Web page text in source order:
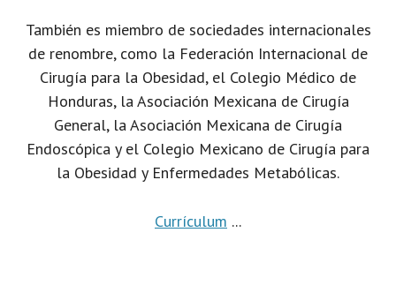
También es miembro de sociedades internacionales
de renombre, como la Federación Internacional de
Cirugía para la Obesidad, el Colegio Médico de
Honduras, la Asociación Mexicana de Cirugía
General, la Asociación Mexicana de Cirugía
Endoscópica y el Colegio Mexicano de Cirugía para
la Obesidad y Enfermedades Metabólicas.
Currículum ...